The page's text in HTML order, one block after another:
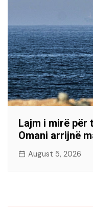
Lajm i mirë për
Omani arrijnë
August 5, 2026